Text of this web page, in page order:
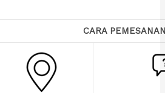
CARA